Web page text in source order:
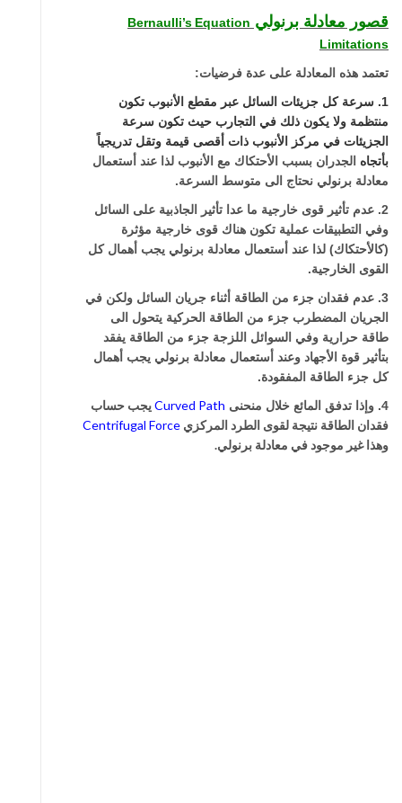
قصور معادلة برنولي Bernaulli’s Equation
Limitations
تعتمد هذه المعادلة على عدة فرضيات:
1. سرعة كل جزيئات السائل عبر مقطع الأنبوب تكون
منتظمة ولا يكون ذلك في التجارب حيث تكون سرعة
الجزيئات في مركز الأنبوب ذات أقصى قيمة وتقل تدريجياً
بأتجاه الجدران بسبب الأحتكاك مع الأنبوب لذا عند أستعمال
معادلة برنولي نحتاج الى متوسط السرعة.
2. عدم تأثير قوى خارجية ما عدا تأثير الجاذبية على السائل
وفي التطبيقات عملية تكون هناك قوى خارجية مؤثرة
(كالأحتكاك) لذا عند أستعمال معادلة برنولي يجب أهمال كل
القوى الخارجية.
3. عدم فقدان جزء من الطاقة أثناء جريان السائل ولكن في
الجريان المضطرب جزء من الطاقة الحركية يتحول الى
طاقة حرارية وفي السوائل اللزجة جزء من الطاقة يفقد
بتأثير قوة الأجهاد وعند أستعمال معادلة برنولي يجب أهمال
كل جزء الطاقة المفقودة.
4. وإذا تدفق المائع خلال منحنى
Curved Path
يجب حساب
فقدان الطاقة نتيجة لقوى الطرد المركزي
Centrifugal Force
وهذا غير موجود في معادلة برنولي.